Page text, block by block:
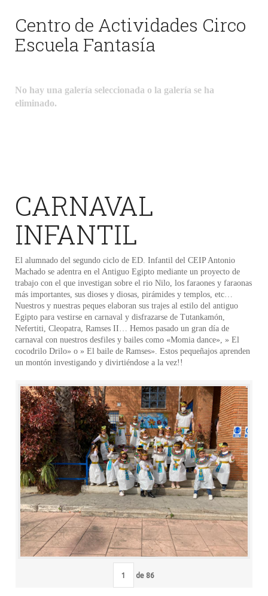
Centro de Actividades Circo
Escuela Fantasía
No hay una galería seleccionada o la galería se ha
eliminado.
CARNAVAL
INFANTIL
El alumnado del segundo ciclo de ED. Infantil del CEIP Antonio
Machado se adentra en el Antiguo Egipto mediante un proyecto de
trabajo con el que investigan sobre el rio Nilo, los faraones y faraonas
más importantes, sus dioses y diosas, pirámides y templos, etc…
Nuestros y nuestras peques elaboran sus trajes al estilo del antiguo
Egipto para vestirse en carnaval y disfrazarse de Tutankamón,
Nefertiti, Cleopatra, Ramses II… Hemos pasado un gran día de
carnaval con nuestros desfiles y bailes como «Momia dance», » El
cocodrilo Drilo» o » El baile de Ramses». Estos pequeñajos aprenden
un montón investigando y divirtiéndose a la vez!!
de 86